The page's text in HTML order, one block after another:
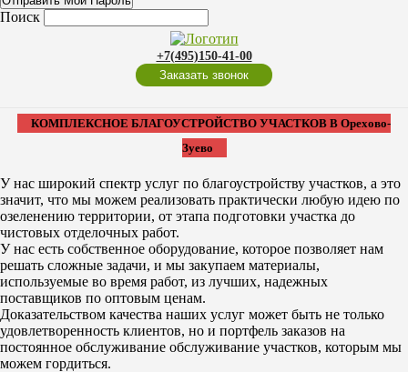
Поиск
+7(495)150-41-00
Заказать звонок
КОМПЛЕКСНОЕ БЛАГОУСТРОЙСТВО УЧАСТКОВ В Орехово-
Зуево
У нас широкий спектр услуг по благоустройству участков, а это
значит, что мы можем реализовать практически любую идею по
озеленению территории, от этапа подготовки участка до
чистовых отделочных работ.
У нас есть собственное оборудование, которое позволяет нам
решать сложные задачи, и мы закупаем материалы,
используемые во время работ, из лучших, надежных
поставщиков по оптовым ценам.
Доказательством качества наших услуг может быть не только
удовлетворенность клиентов, но и портфель заказов на
постоянное обслуживание обслуживание участков, которым мы
можем гордиться.